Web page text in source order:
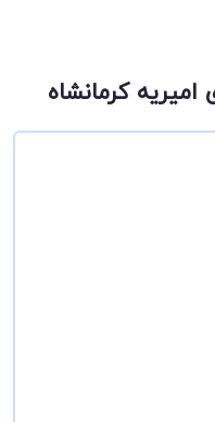
کرمانشاه